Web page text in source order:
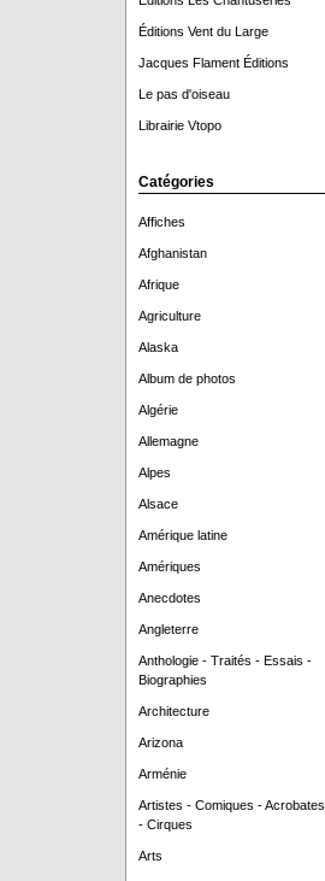
Éditions Vent du Large
Jacques Flament Éditions
Le pas d'oiseau
Librairie Vtopo
Catégories
Affiches
Afghanistan
Afrique
Agriculture
Alaska
Album de photos
Algérie
Allemagne
Alpes
Alsace
Amérique latine
Amériques
Anecdotes
Angleterre
Anthologie - Traités - Essais -
Biographies
Architecture
Arizona
Arménie
Artistes - Comiques - Acrobates
- Cirques
Arts